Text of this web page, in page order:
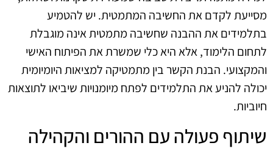
מסייעת לקדם את החשיבה המתמטית. יש להטמיע
בתלמידים את ההבנה שחשיבה מתמטית אינה מוגבלת
לתחום הלימוד, אלא היא כלי שמשרת את הפיתוח האישי
והמקצועי. הבנת הקשר בין מתמטיקה למציאות היומיומית
יכולה להניע את התלמידים לפתח מיומנויות שיביאו לתוצאות
חיוביות.
שיתוף פעולה עם ההורים והקהילה